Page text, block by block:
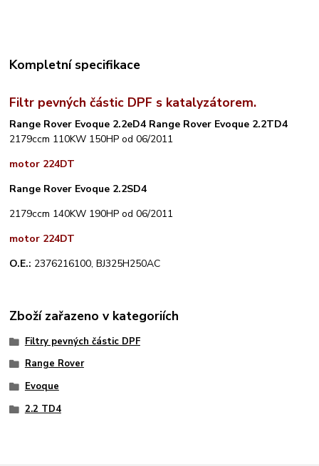
Kompletní specifikace
Filtr pevných částic DPF s katalyzátorem.
Range Rover Evoque 2.2eD4 Range Rover Evoque 2.2TD4
2179ccm 110KW 150HP od 06/2011
motor 224DT
Range Rover Evoque 2.2SD4
2179ccm 140KW 190HP od 06/2011
motor 224DT
O.E.: 2376216100, BJ325H250AC
Zboží zařazeno v kategoriích
Filtry pevných částic DPF
Range Rover
Evoque
2.2 TD4